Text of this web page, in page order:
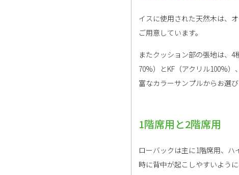
イスに使用された天然木は、
ご用意しています。
またクッション部の張地は、
70%）とKF（アクリル100%
富なカラーサンプルからお選び
1階席用と2階席用
ローバックは主に1階席用、
時に背中が起こしやすいよう